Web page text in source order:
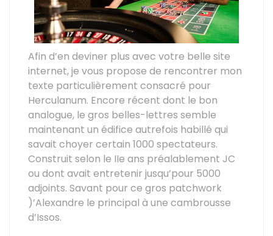
Afin d’en deviner plus avec votre belle site
internet, je vous propose de rencontrer mon
texte particulièrement consacré pour
Herculanum. Encore récent dont le bon
analogue, le gros belles-lettres semble
maintenant un édifice autrefois habillé qui
savait choyer certain 1000 spectateurs.
Construit selon le IIe ans préalablement JC
ou dont avait entretenir jusqu’pour 5000
adjoints. Savant pour ce gros patchwork
)’Alexandre le principal à une cambrousse
d’Issos.